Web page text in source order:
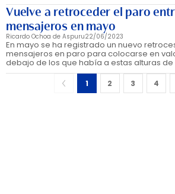
Vuelve a retroceder el paro
mensajeros en mayo
Ricardo Ochoa de Aspuru22/06/2023
En mayo se ha registrado un nuevo
mensajeros en paro para colocarse en
debajo de los que había a estas alturas de
1 2 3 4